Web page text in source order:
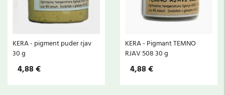
KERA - pigment puder rjav
30 g
4,88 €
KERA - Pigmant TEMNO
RJAV 508 30 g
4,88 €